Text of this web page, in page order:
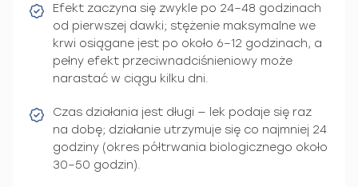
Efekt zaczyna się zwykle po 24–48 godzinach
od pierwszej dawki; stężenie maksymalne we
krwi osiągane jest po około 6–12 godzinach, a
pełny efekt przeciwnadciśnieniowy może
narastać w ciągu kilku dni.
Czas działania jest długi — lek podaje się raz
na dobę; działanie utrzymuje się co najmniej 24
godziny (okres półtrwania biologicznego około
30–50 godzin).